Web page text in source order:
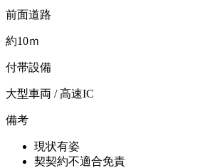
前面道路
約10ｍ
付帯設備
大型車両 / 高速IC
備考
現状有姿
契契約不適合免責